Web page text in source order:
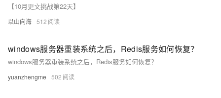
【10月更文挑战第22天】
以山向海 512
windows服务器重装系统之后，Redis服务如何恢复？
windows服务器重装系统之后，Redis服务如何恢复？
yuanzhengme 502